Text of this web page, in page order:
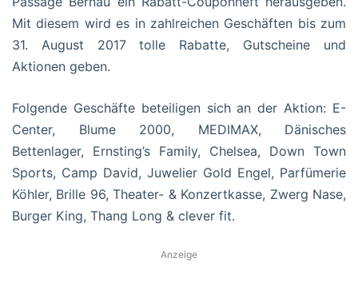
Mit diesem wird es in zahlreichen Geschäften bis zum
31. August 2017 tolle Rabatte, Gutscheine und
Aktionen geben.
Folgende Geschäfte beteiligen sich an der Aktion: E-
Center, Blume 2000, MEDIMAX, Dänisches
Bettenlager, Ernsting’s Family, Chelsea, Down Town
Sports, Camp David, Juwelier Gold Engel, Parfümerie
Köhler, Brille 96, Theater- & Konzertkasse, Zwerg Nase,
Burger King, Thang Long & clever fit.
Anzeige